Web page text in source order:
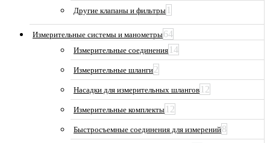
Другие клапаны и фильтры 1
Измерительные системы и манометры64
Измерительные соединения 14
Измерительные шланги2
Насадки для измерительных шлангов 12
Измерительные комплекты 12
Быстросъемные соединения для измерений8